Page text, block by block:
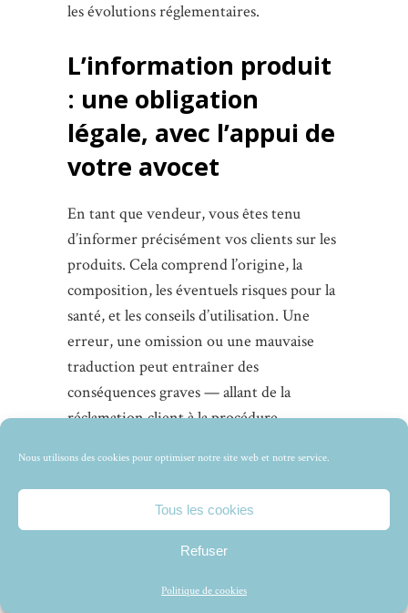
Nous utilisons des cookies pour optimiser notre site web et notre service.
Tous les cookies
Refuser
Politique de cookies
les évolutions réglementaires.
L’information produit
: une obligation
légale, avec l’appui de
votre avocet
En tant que vendeur, vous êtes tenu
d’informer précisément vos clients sur les
produits. Cela comprend l’origine, la
composition, les éventuels risques pour la
santé, et les conseils d’utilisation. Une
erreur, une omission ou une mauvaise
traduction peut entraîner des
conséquences graves — allant de la
réclamation client à la procédure
Un avocat peut vous assister pour vous
assurer que les informations fournies par
votre grossiste sont bien conformes à la
aussi vous aider à adapter ces informations